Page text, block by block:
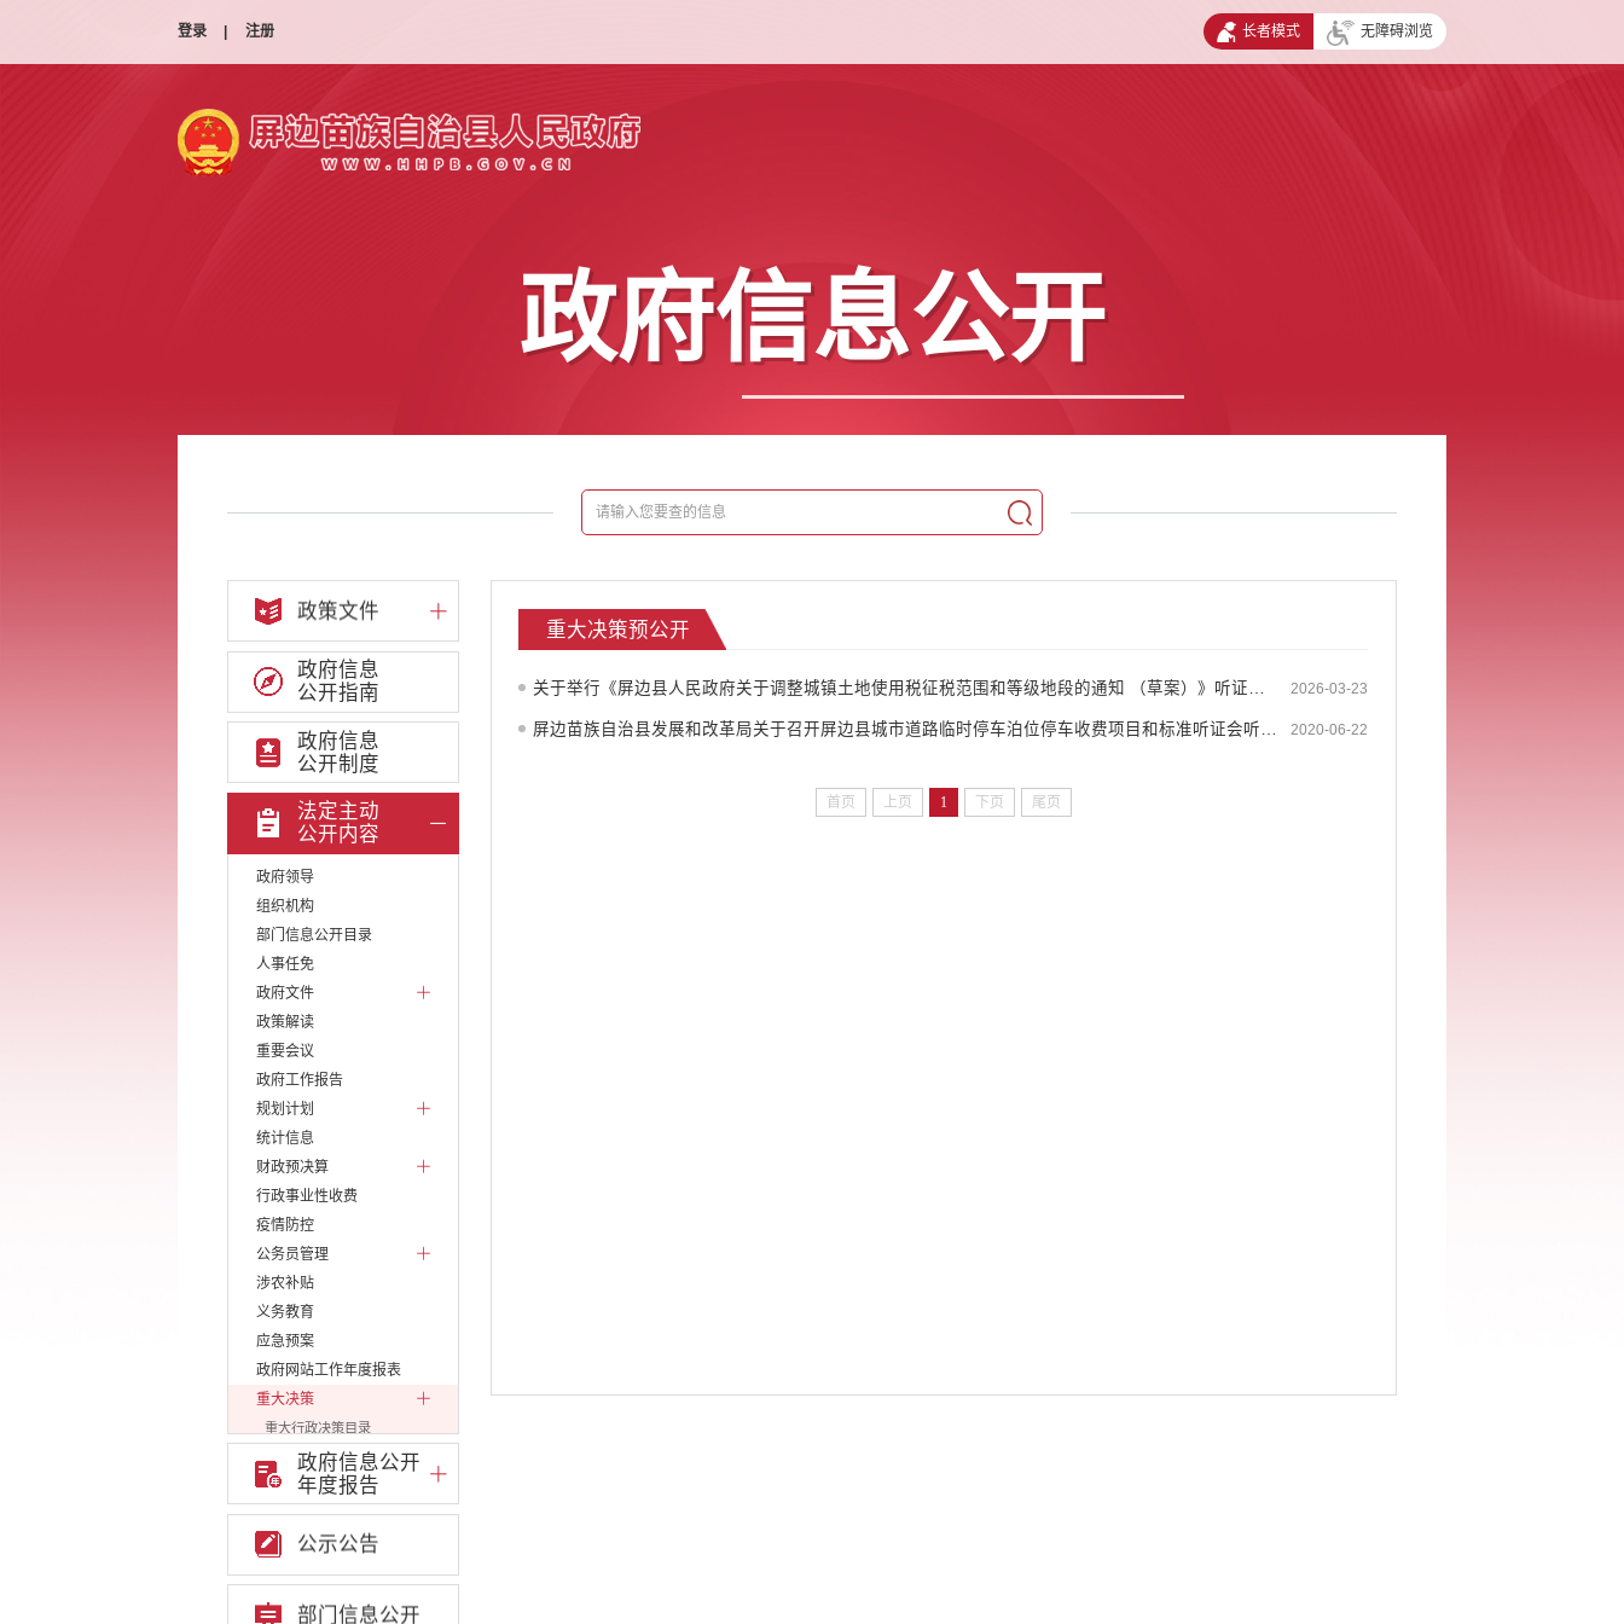
登录 注册 长者模式 无障碍浏览
政府信息公开
政策文件
政府信息
公开指南
政府信息
公开制度
法定主动
公开内容
政府领导
组织机构
部门信息公开目录
人事任免
政府文件
政策解读
重要会议
政府工作报告
规划计划
统计信息
财政预决算
行政事业性收费
疫情防控
公务员管理
涉农补贴
义务教育
应急预案
政府网站工作年度报表
重大决策
重大行政决策目录
重大决策听证事项
重大决策预公开
预公开征集意见结果反馈
重点领域信息公开
权责清单
行政许可
政府信息公开
年度报告
公示公告
部门信息公开
重大决策预公开
2026-03-23
屏边苗族自治县发展和改革局关于召开屏边县城市道路临时停车泊位停车收费项目和标准听证会听证方案草案征求意见的公告 2020-06-22
首页 上页 1 下页 尾页